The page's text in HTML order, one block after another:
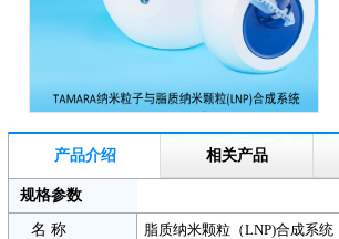
产品介绍 相关产品
规格参数
名 称 脂质纳米颗粒（LNP)合成系统